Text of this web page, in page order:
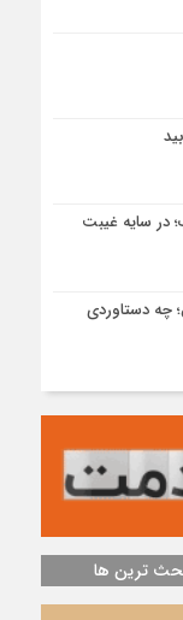
در سایه غیبت
چه دستاوردی
ترین ها